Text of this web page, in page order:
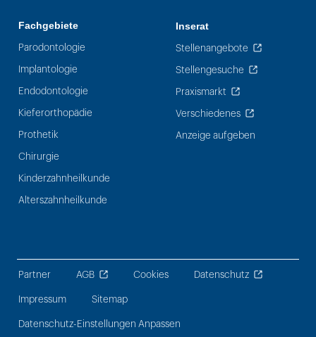
Fachgebiete
Parodontologie
Implantologie
Endodontologie
Kieferorthopädie
Prothetik
Chirurgie
Kinderzahnheilkunde
Alterszahnheilkunde
Inserat
Stellenangebote
Stellengesuche
Praxismarkt
Verschiedenes
Anzeige aufgeben
Partner AGB Cookies Datenschutz
Impressum Sitemap
Datenschutz-Einstellungen Anpassen